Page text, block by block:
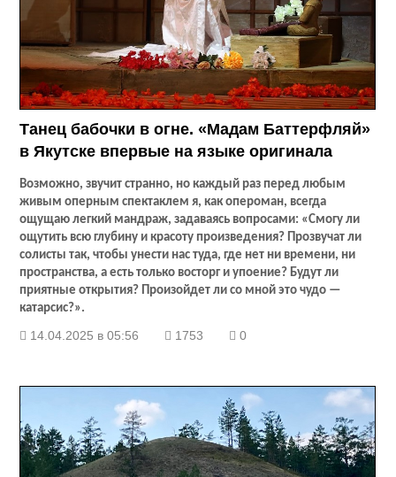
Танец бабочки в огне. «Мадам Баттерфляй»
в Якутске впервые на языке оригинала
Возможно, звучит странно, но каждый раз перед любым
живым оперным спектаклем я, как опероман, всегда
ощущаю легкий мандраж, задаваясь вопросами: «Смогу ли
ощутить всю глубину и красоту произведения? Прозвучат ли
солисты так, чтобы унести нас туда, где нет ни времени, ни
пространства, а есть только восторг и упоение? Будут ли
приятные открытия? Произойдет ли со мной это чудо —
катарсис?».
14.04.2025 в 05:56 1753 0